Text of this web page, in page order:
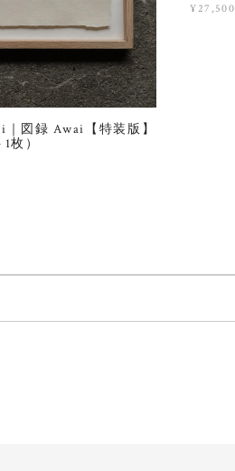
図録 Awai【特装版】
枚）
¥27,500